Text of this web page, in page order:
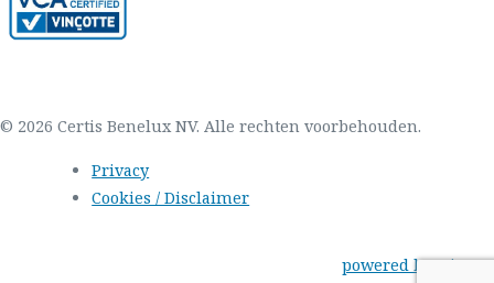
© 2026 Certis Benelux NV. Alle rechten voorbehouden.
Privacy
Cookies / Disclaimer
powered by wizarts